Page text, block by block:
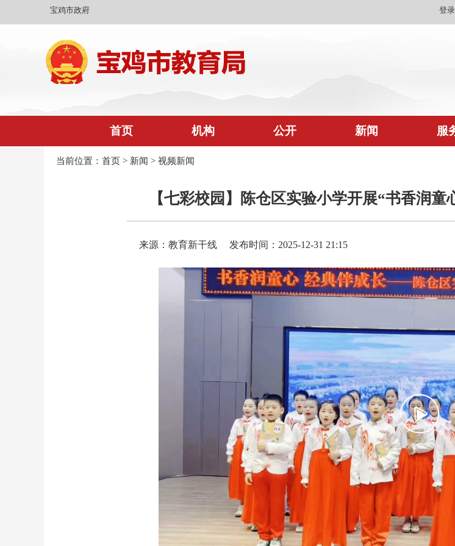
宝鸡市政府 登录
首页 机构 公开 新闻 服
当前位置： 首页 > 新闻 > 视频新闻
【七彩校园】陈仓区实验小学开展“书香润
来源：教育新干线 发布时间：2025-12-31 21:15